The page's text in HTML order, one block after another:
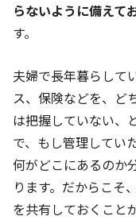
らないように備えて
す。
夫婦で長年暮らして
ス、保険などを、ど
は把握していない、
で、もし管理してい
何がどこにあるのか
ります。だからこそ
を共有しておくこと